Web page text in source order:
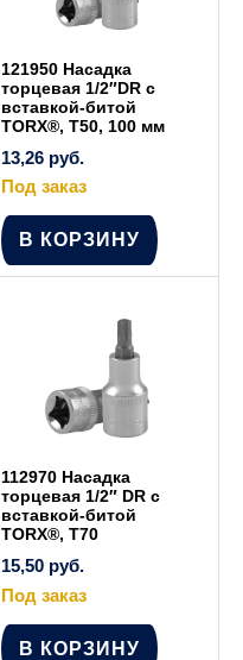
121950 Насадка
торцевая 1/2″DR с
вставкой-битой
TORX®, Т50, 100 мм
13,26 руб.
Под заказ
В КОРЗИНУ
112970 Насадка
торцевая 1/2″ DR с
вставкой-битой
TORX®, Т70
15,50 руб.
Под заказ
В КОРЗИНУ